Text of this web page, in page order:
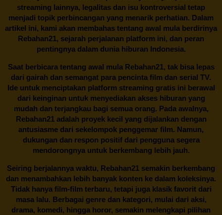
streaming lainnya, legalitas dan isu kontroversial tetap
menjadi topik perbincangan yang menarik perhatian. Dalam
artikel ini, kami akan membahas tentang awal mula berdirinya
Rebahan21, sejarah perjalanan platform ini, dan peran
pentingnya dalam dunia hiburan Indonesia.
Saat berbicara tentang awal mula Rebahan21, tak bisa lepas
dari gairah dan semangat para pencinta film dan serial TV.
Ide untuk menciptakan platform streaming gratis ini berawal
dari keinginan untuk menyediakan akses hiburan yang
mudah dan terjangkau bagi semua orang. Pada awalnya,
Rebahan21 adalah proyek kecil yang dijalankan dengan
antusiasme dari sekelompok penggemar film. Namun,
dukungan dan respon positif dari pengguna segera
mendorongnya untuk berkembang lebih jauh.
Seiring berjalannya waktu, Rebahan21 semakin berkembang
dan menambahkan lebih banyak konten ke dalam koleksinya.
Tidak hanya film-film terbaru, tetapi juga klasik favorit dari
masa lalu. Berbagai genre dan kategori, mulai dari aksi,
drama, komedi, hingga horor, semakin melengkapi pilihan